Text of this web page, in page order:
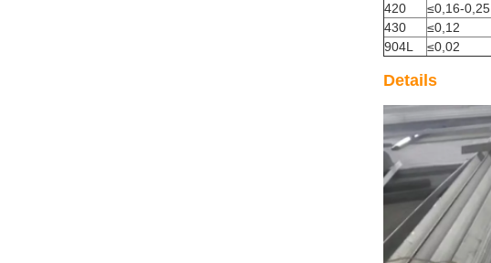
420
≤0,16-0,25
430
≤0,12
904L
≤0,02
Details